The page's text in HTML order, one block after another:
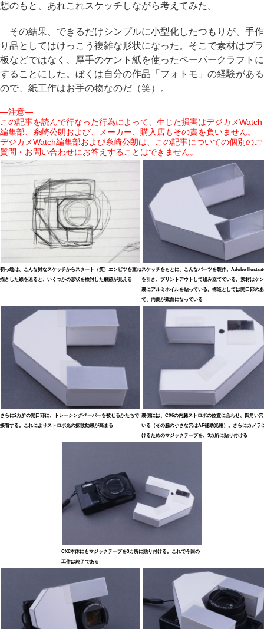
想のもと、あれこれスケッチしながら考えてみた。
その結果、できるだけシンプルに小型化したつもりが、手作
り品としてはけっこう複雑な形状になった。そこで素材はプラ
板などではなく、厚手のケント紙を使ったペーパークラフトに
することにした。ぼくは自分の作品「フォトモ」の経験がある
ので、紙工作はお手の物なのだ（笑）。
―注意―
この記事を読んで行なった行為によって、生じた損害はデジカメWatch
編集部、糸崎公朗および、メーカー、購入店もその責を負いません。
デジカメWatch編集部および糸崎公朗は、この記事についての個別のご
質問・お問い合わせにお答えすることはできません。
初っ端は、こんな雑なスケッチからスタート（笑）エンピツを重ね
描きした線を辿ると、いくつかの形状を検討した痕跡が見える
スケッチをもとに、こんなパーツを製作。Adobe
を引き、プリントアウトして組み立てている。素材はケ
裏にアルミホイルを貼っている。構造としては開口部の
で、内側が鏡面になっている
さらに2カ所の開口部に、トレーシングペーパーを被せるかたちで
接着する。これによりストロボ光の拡散効果が高まる
裏側には、CX6の内臓ストロボの位置に合わせ、四角い
いる（その脇の小さな穴はAF補助光用）。さらにカメラ
けるためのマジックテープを、3カ所に貼り付ける
CX6本体にもマジックテープを3カ所に貼り付ける。これで今回の
工作は終了である